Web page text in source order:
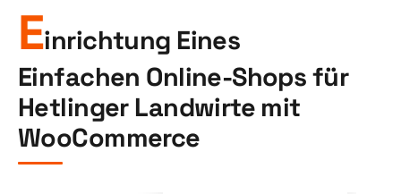
Einrichtung Eines
Einfachen Online-Shops für
Hetlinger Landwirte mit
WooCommerce